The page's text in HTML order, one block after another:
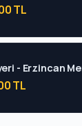
TL
- Erzincan
TL